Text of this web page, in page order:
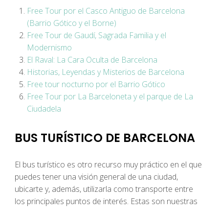
Free Tour por el Casco Antiguo de Barcelona
(Barrio Gótico y el Borne)
Free Tour de Gaudí, Sagrada Familia y el
Modernismo
El Raval: La Cara Oculta de Barcelona
Historias, Leyendas y Misterios de Barcelona
Free tour nocturno por el Barrio Gótico
Free Tour por La Barceloneta y el parque de La
Ciudadela
BUS TURÍSTICO DE BARCELONA
El bus turístico es otro recurso muy práctico en el que
puedes tener una visión general de una ciudad,
ubicarte y, además, utilizarla como transporte entre
los principales puntos de interés. Estas son nuestras